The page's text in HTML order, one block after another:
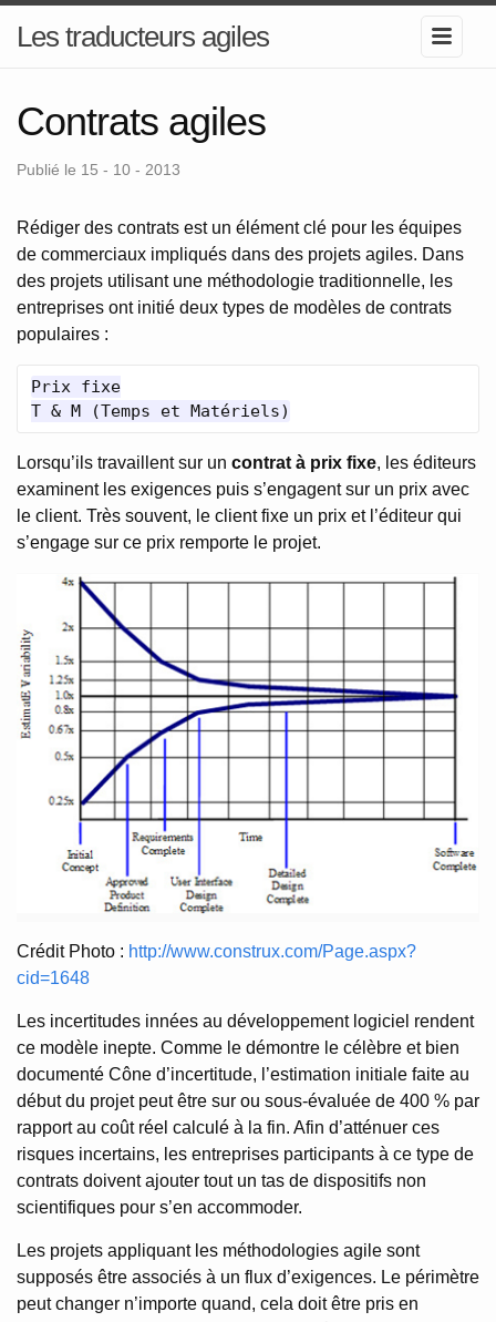
Les traducteurs agiles
Contrats agiles
Publié le 15 - 10 - 2013
Rédiger des contrats est un élément clé pour les équipes
de commerciaux impliqués dans des projets agiles. Dans
des projets utilisant une méthodologie traditionnelle, les
entreprises ont initié deux types de modèles de contrats
populaires :
Prix fixe
Lorsqu’ils travaillent sur un contrat à prix fixe, les éditeurs
examinent les exigences puis s’engagent sur un prix avec
le client. Très souvent, le client fixe un prix et l’éditeur qui
s’engage sur ce prix remporte le projet.
Crédit Photo : http://www.construx.com/Page.aspx?
cid=1648
Les incertitudes innées au développement logiciel rendent
ce modèle inepte. Comme le démontre le célèbre et bien
documenté Cône d’incertitude, l’estimation initiale faite au
début du projet peut être sur ou sous-évaluée de 400 % par
rapport au coût réel calculé à la fin. Afin d’atténuer ces
risques incertains, les entreprises participants à ce type de
contrats doivent ajouter tout un tas de dispositifs non
scientifiques pour s’en accommoder.
Les projets appliquant les méthodologies agile sont
supposés être associés à un flux d’exigences. Le périmètre
peut changer n’importe quand, cela doit être pris en